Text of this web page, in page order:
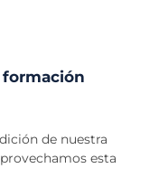
formación
de nuestra
esta